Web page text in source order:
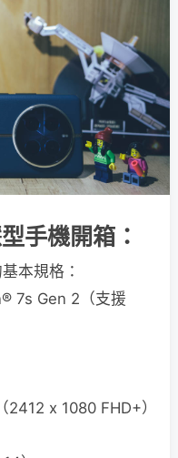
手機開箱：
本規格：
7s Gen 2（支援
x 1080 FHD+）